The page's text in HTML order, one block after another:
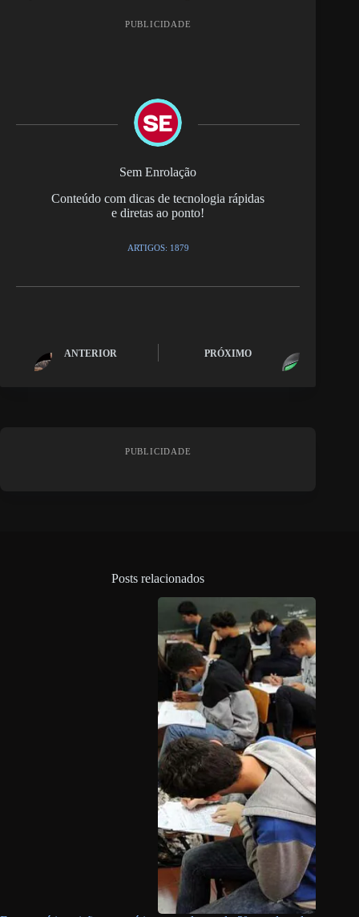
PUBLICIDADE
Sem Enrolação
Conteúdo com dicas de tecnologia rápidas
e diretas ao ponto!
ARTIGOS: 1879
ANTERIOR PRÓXIMO
PUBLICIDADE
Posts relacionados